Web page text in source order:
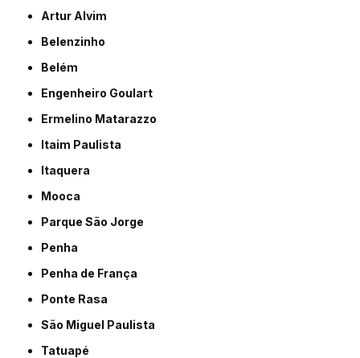
Artur Alvim
Belenzinho
Belém
Engenheiro Goulart
Ermelino Matarazzo
Itaim Paulista
Itaquera
Mooca
Parque São Jorge
Penha
Penha de França
Ponte Rasa
São Miguel Paulista
Tatuapé